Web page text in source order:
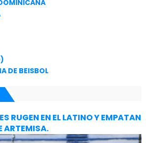
DE BEISBOL
RUGEN EN EL LATINO Y EMPATAN
ARTEMISA.